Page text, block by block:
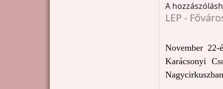
A
LEP -
November
Karácsonyi